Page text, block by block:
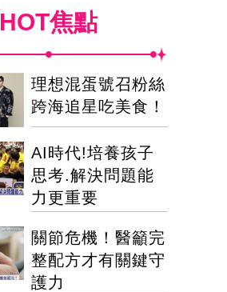
HOT焦點
理想混蛋號召粉絲
跨海追星吃美食！
AI時代!培養孩子
思考.解決問題能
力更重要
關節危機！醫籲完
整配方才有關鍵守
護力